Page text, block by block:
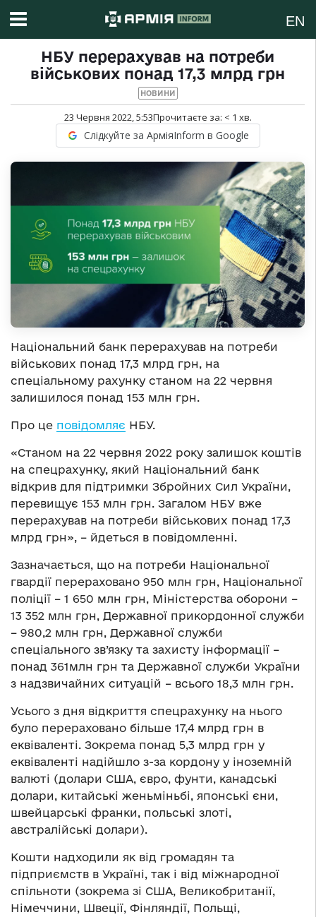
EN
НБУ перерахував на потреби
військових понад 17,3 млрд грн
НОВИНИ
23 Червня 2022, 5:53Прочитаєте за: < 1 хв.
Слідкуйте за АрміяInform в Google
Національний банк перерахував на потреби
військових понад 17,3 млрд грн, на
спеціальному рахунку станом на 22 червня
залишилося понад 153 млн грн.
Про це повідомляє НБУ.
«Станом на 22 червня 2022 року залишок коштів
на спецрахунку, який Національний банк
відкрив для підтримки Збройних Сил України,
перевищує 153 млн грн. Загалом НБУ вже
перерахував на потреби військових понад 17,3
млрд грн», – йдеться в повідомленні.
Зазначається, що на потреби Національної
гвардії перераховано 950 млн грн, Національної
поліції – 1 650 млн грн, Міністерства оборони –
13 352 млн грн, Державної прикордонної служби
– 980,2 млн грн, Державної служби
спеціального зв’язку та захисту інформації –
понад 361млн грн та Державної служби України
з надзвичайних ситуацій – всього 18,3 млн грн.
Усього з дня відкриття спецрахунку на нього
було перераховано більше 17,4 млрд грн в
еквіваленті. Зокрема понад 5,3 млрд грн у
еквіваленті надійшло з-за кордону у іноземній
валюті (долари США, євро, фунти, канадські
долари, китайські женьміньбі, японські єни,
швейцарські франки, польські злоті,
австралійські долари).
Кошти надходили як від громадян та
підприємств в Україні, так і від міжнародної
спільноти (зокрема зі США, Великобританії,
Німеччини, Швеції, Фінляндії, Польщі,